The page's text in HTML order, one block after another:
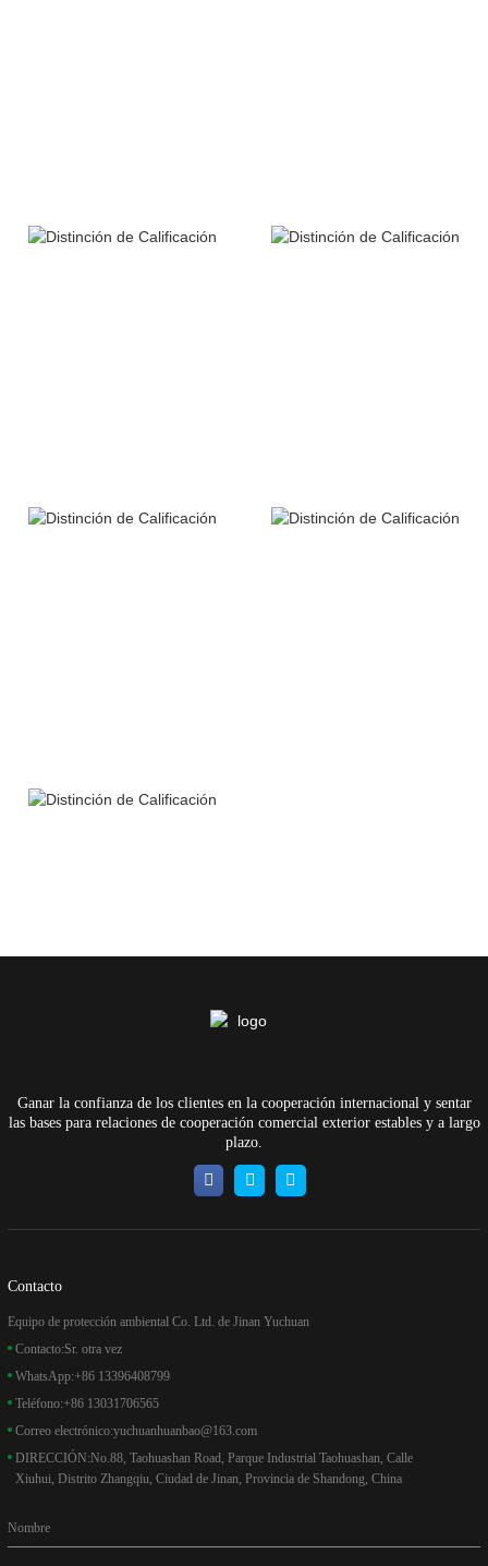
Ganar la confianza de los clientes en la cooperación internacional y sentar
las bases para relaciones de cooperación comercial exterior estables y a largo
plazo.
Contacto
Equipo de protección ambiental Co. Ltd. de Jinan Yuchuan
Contacto:Sr. otra vez
WhatsApp:+86 13396408799
Teléfono:+86 13031706565
Correo electrónico:yuchuanhuanbao@163.com
DIRECCIÓN:No.88, Taohuashan Road, Parque Industrial Taohuashan, Calle
Xiuhui, Distrito Zhangqiu, Ciudad de Jinan, Provincia de Shandong, China
Nombre